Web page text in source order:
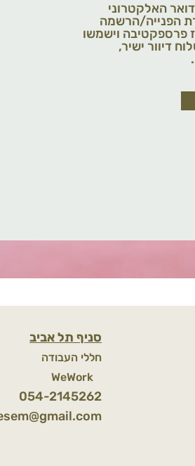
האלקטרוני
הפנייה/הרשמה
פרספקטיבה וישמשו
דיוור ישיר,
סניף תל אביב
חללי העבודה
WeWork
054-2145262